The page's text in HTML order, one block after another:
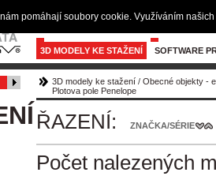
3D MODELY KE STAŽENÍ SOFTWARE
3D modely ke stažení / Obecné objekty -
Plotova pole Penelope
ŘAZENÍ: ZNAČKA/SÉRIE
Počet nalezených
pomáhají soubory cookie. Využíváním